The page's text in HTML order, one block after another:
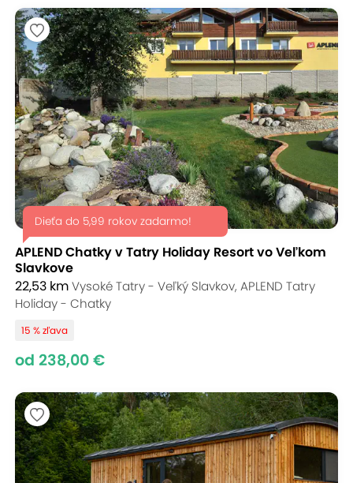
Dieťa do 5,99 rokov zadarmo!
APLEND Chatky v Tatry Holiday Resort vo Veľkom
Slavkove
22,53 kmVysoké Tatry - Veľký Slavkov, APLEND Tatry
Holiday - Chatky
15 % zľava
od 238,00 €